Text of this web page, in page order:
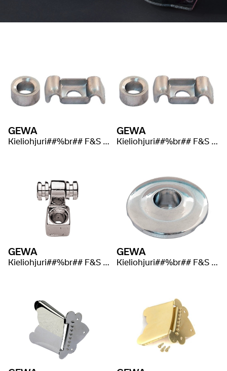
GEWA
Kieliohjuri##%br## F&S Sähkökitara
GEWA
Kieliohjuri##%br## F&S Sähkökitara
GEWA
Kieliohjuri##%br## F&S Sähkökitara
GEWA
Kieliohjuri##%br## F&S E-Bass